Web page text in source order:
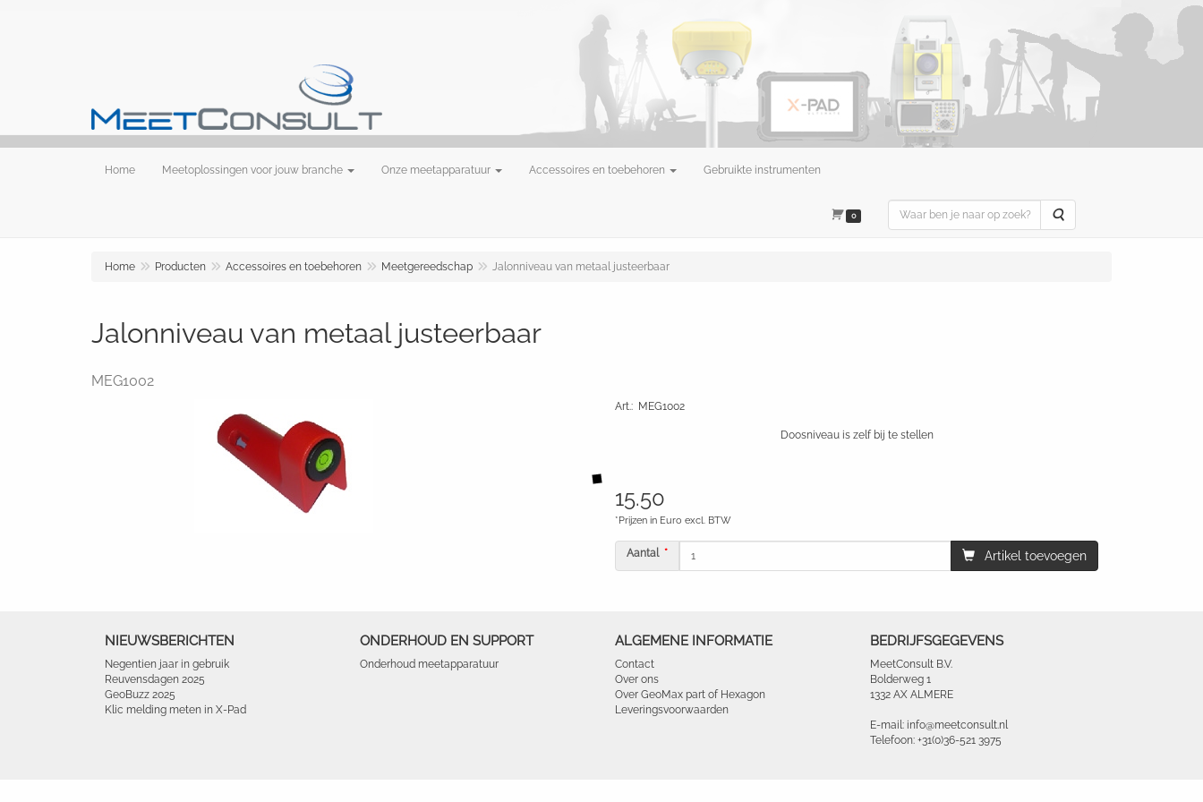
Home Meetoplossingen voor jouw branche Onze meetapparatuur Accessoires en toebehoren Gebruikte instrumenten
0 Zoeken
Home Producten Accessoires en toebehoren Meetgereedschap Jalonniveau van metaal justeerbaar
Jalonniveau van metaal justeerbaar
MEG1002
Art.: MEG1002
Doosniveau is zelf bij te stellen
15.50
*Prijzen in Euro excl. BTW
Aantal Artikel toevoegen
NIEUWSBERICHTEN
Negentien jaar in gebruik
Reuvensdagen 2025
GeoBuzz 2025
Klic melding meten in X-Pad
ONDERHOUD EN SUPPORT
Onderhoud meetapparatuur
ALGEMENE INFORMATIE
Contact
Over ons
Over GeoMax part of Hexagon
Leveringsvoorwaarden
BEDRIJFSGEGEVENS
MeetConsult B.V.
Bolderweg 1
1332 AX ALMERE
E-mail: info@meetconsult.nl
Telefoon: +31(0)36-521 3975